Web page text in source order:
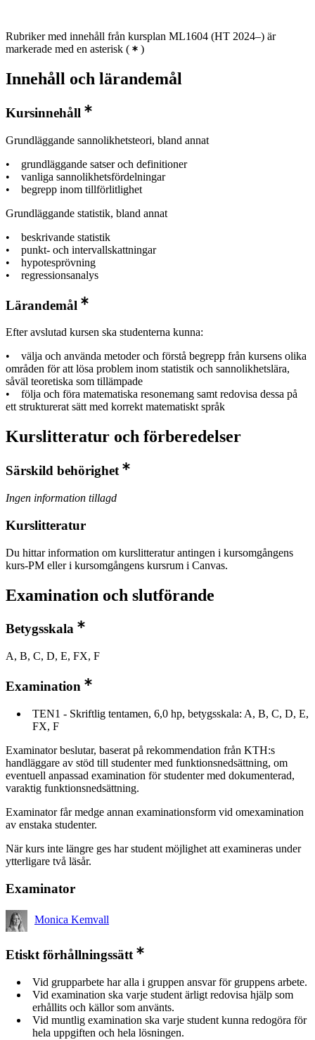
Rubriker med innehåll från kursplan ML1604 (HT 2024–) är
markerade med en asterisk ( )
Innehåll och lärandemål
Kursinnehåll
Grundläggande sannolikhetsteori, bland annat
• grundläggande satser och definitioner
• vanliga sannolikhetsfördelningar
• begrepp inom tillförlitlighet
Grundläggande statistik, bland annat
• beskrivande statistik
• punkt- och intervallskattningar
• hypotesprövning
• regressionsanalys
Lärandemål
Efter avslutad kursen ska studenterna kunna:
• välja och använda metoder och förstå begrepp från kursens olika
områden för att lösa problem inom statistik och sannolikhetslära,
såväl teoretiska som tillämpade
• följa och föra matematiska resonemang samt redovisa dessa på
ett strukturerat sätt med korrekt matematiskt språk
Kurslitteratur och förberedelser
Särskild behörighet
Ingen information tillagd
Kurslitteratur
Du hittar information om kurslitteratur antingen i kursomgångens
kurs-PM eller i kursomgångens kursrum i Canvas.
Examination och slutförande
Betygsskala
A, B, C, D, E, FX, F
Examination
TEN1 - Skriftlig tentamen, 6,0 hp, betygsskala: A, B, C, D, E,
FX, F
Examinator beslutar, baserat på rekommendation från KTH:s
handläggare av stöd till studenter med funktionsnedsättning, om
eventuell anpassad examination för studenter med dokumenterad,
varaktig funktionsnedsättning.
Examinator får medge annan examinationsform vid omexamination
av enstaka studenter.
När kurs inte längre ges har student möjlighet att examineras under
ytterligare två läsår.
Examinator
Monica Kemvall
Etiskt förhållningssätt
Vid grupparbete har alla i gruppen ansvar för gruppens arbete.
Vid examination ska varje student ärligt redovisa hjälp som
erhållits och källor som använts.
Vid muntlig examination ska varje student kunna redogöra för
hela uppgiften och hela lösningen.